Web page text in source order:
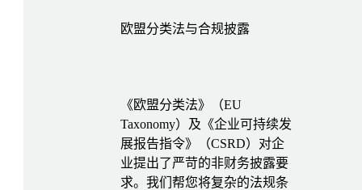
欧盟分类法与合规披露
《欧盟分类法》（EU
Taxonomy）及《企业可持续发
展报告指令》（CSRD）对企
业提出了严苛的非财务披露要
求。我们帮您将复杂的法规条